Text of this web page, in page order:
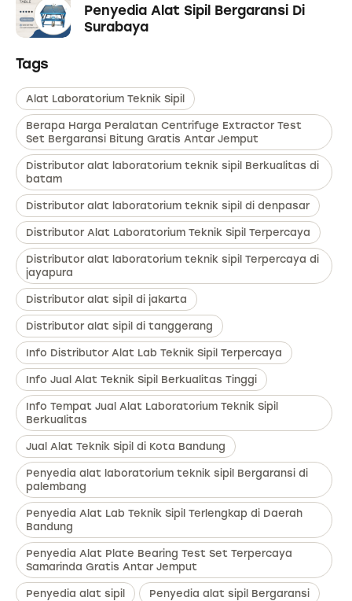
Penyedia Alat Sipil Bergaransi Di
Surabaya
Tags
Alat Laboratorium Teknik Sipil
Berapa Harga Peralatan Centrifuge Extractor Test
Set Bergaransi Bitung Gratis Antar Jemput
Distributor alat laboratorium teknik sipil Berkualitas di
batam
Distributor alat laboratorium teknik sipil di denpasar
Distributor Alat Laboratorium Teknik Sipil Terpercaya
Distributor alat laboratorium teknik sipil Terpercaya di
jayapura
Distributor alat sipil di jakarta
Distributor alat sipil di tanggerang
Info Distributor Alat Lab Teknik Sipil Terpercaya
Info Jual Alat Teknik Sipil Berkualitas Tinggi
Info Tempat Jual Alat Laboratorium Teknik Sipil
Berkualitas
Jual Alat Teknik Sipil di Kota Bandung
Penyedia alat laboratorium teknik sipil Bergaransi di
palembang
Penyedia Alat Lab Teknik Sipil Terlengkap di Daerah
Bandung
Penyedia Alat Plate Bearing Test Set Terpercaya
Samarinda Gratis Antar Jemput
Penyedia alat sipil Penyedia alat sipil Bergaransi